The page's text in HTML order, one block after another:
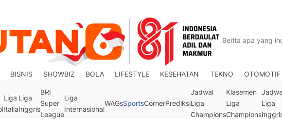
BISNIS SHOWBIZ BOLA LIFESTYLE KESEHATAN TEKNO OTOMOTIF
Liga
Italia
Liga
Inggris
BRI
Super
League
Liga
Internasional
WAGsSportsCornerPrediksi
Jadwal
Liga
Champions
Klasemen
Liga
Champions
Liga